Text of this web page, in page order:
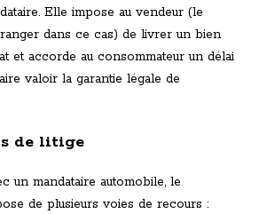
Elle impose au vendeur (le
dans ce cas) de livrer un bien
et accorde au consommateur un délai
valoir la garantie légale de
de litige
un mandataire automobile, le
de plusieurs voies de recours :